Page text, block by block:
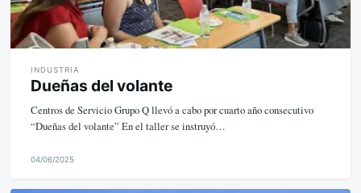
INDUSTRIA
Dueñas del volante
Centros de Servicio Grupo Q llevó a cabo por cuarto año consecutivo
“Dueñas del volante” En el taller se instruyó…
04/06/2025